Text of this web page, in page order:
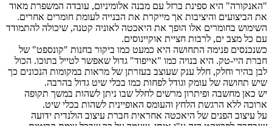
"האנקורה" היא ספינת ברזל עם מבנה אלומיניום, עובדה המשפרת מאוד
את הביצועים והיציבות אך מייקרת את הבנייה לעומת חומרים אחרים.
השימוש בחומרים אלו הופך את היאכטה לאוניה קטנה, שיכולה להתמודד
עם כל מצב ים, לרבות חציית אוקיינוסים.
כשנכנסים פנימה התחושה היא כמעט כמו ביקור בחנות "קונספט" של
חברת היי-טק. היא בנויה כמו "אייפוד" גדול שאפשר לטייל בתוכו. הכול
לבן בהיר וחלק, חלל ענק שעוצב בעזרתן של מראות במקומות הנכונים כך
שיש תחושה של עומק וגודל לפחות כמו בכלי שיט גדול בהרבה.
יש כאן מחשבה ופיתרון מרשים לחלל שבו ניתן לשהות במשך תקופה
ארוכה ללא הרגשת הלחץ והעומס האופיינית לשהות בכלי שיט.
על עיצוב הפנים של היאכטה אחראית חברת עיצוב הולנדית ידועה